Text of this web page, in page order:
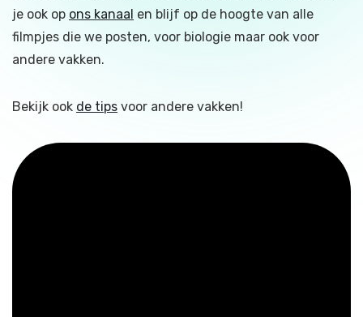
je ook op ons kanaal en blijf op de hoogte van alle
filmpjes die we posten, voor biologie maar ook voor
andere vakken.
Bekijk ook de tips voor andere vakken!